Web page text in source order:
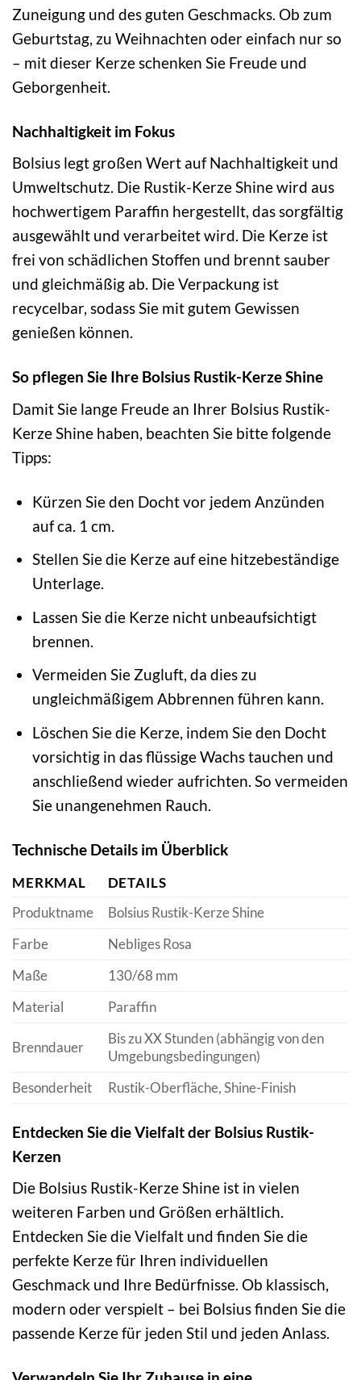
Zuneigung und des guten Geschmacks. Ob zum
Geburtstag, zu Weihnachten oder einfach nur so
– mit dieser Kerze schenken Sie Freude und
Geborgenheit.
Nachhaltigkeit im Fokus
Bolsius legt großen Wert auf Nachhaltigkeit und
Umweltschutz. Die Rustik-Kerze Shine wird aus
hochwertigem Paraffin hergestellt, das sorgfältig
ausgewählt und verarbeitet wird. Die Kerze ist
frei von schädlichen Stoffen und brennt sauber
und gleichmäßig ab. Die Verpackung ist
recycelbar, sodass Sie mit gutem Gewissen
genießen können.
So pflegen Sie Ihre Bolsius Rustik-Kerze Shine
Damit Sie lange Freude an Ihrer Bolsius Rustik-
Kerze Shine haben, beachten Sie bitte folgende
Tipps:
Kürzen Sie den Docht vor jedem Anzünden
auf ca. 1 cm.
Stellen Sie die Kerze auf eine hitzebeständige
Unterlage.
Lassen Sie die Kerze nicht unbeaufsichtigt
brennen.
Vermeiden Sie Zugluft, da dies zu
ungleichmäßigem Abbrennen führen kann.
Löschen Sie die Kerze, indem Sie den Docht
vorsichtig in das flüssige Wachs tauchen und
anschließend wieder aufrichten. So vermeiden
Sie unangenehmen Rauch.
Technische Details im Überblick
MERKMAL
DETAILS
Produktname
Bolsius Rustik-Kerze Shine
Farbe
Nebliges Rosa
Maße
130/68 mm
Material
Paraffin
Brenndauer
Bis zu XX Stunden (abhängig von den
Umgebungsbedingungen)
Besonderheit
Rustik-Oberfläche, Shine-Finish
Entdecken Sie die Vielfalt der Bolsius Rustik-
Kerzen
Die Bolsius Rustik-Kerze Shine ist in vielen
weiteren Farben und Größen erhältlich.
Entdecken Sie die Vielfalt und finden Sie die
perfekte Kerze für Ihren individuellen
Geschmack und Ihre Bedürfnisse. Ob klassisch,
modern oder verspielt – bei Bolsius finden Sie die
passende Kerze für jeden Stil und jeden Anlass.